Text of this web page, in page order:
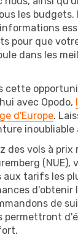
les budgets.
pour que
dans les
cette
avec Opodo,
d'Europe.
inoubliable
des vols à
aux tarifs les
d'obtenir
de
permettront